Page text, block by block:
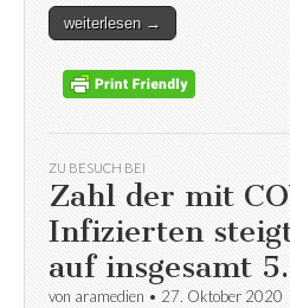
weiterlesen →
ZU BESUCH BEI
Zahl der mit
Infizierten
auf insgesamt
von aramedien • 27. Oktober 2020